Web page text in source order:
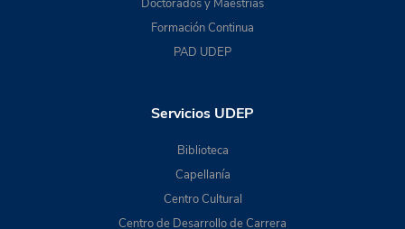
Doctorados y Maestrías
Formación Continua
PAD UDEP
Servicios UDEP
Biblioteca
Capellanía
Centro Cultural
Centro de Desarrollo de Carrera